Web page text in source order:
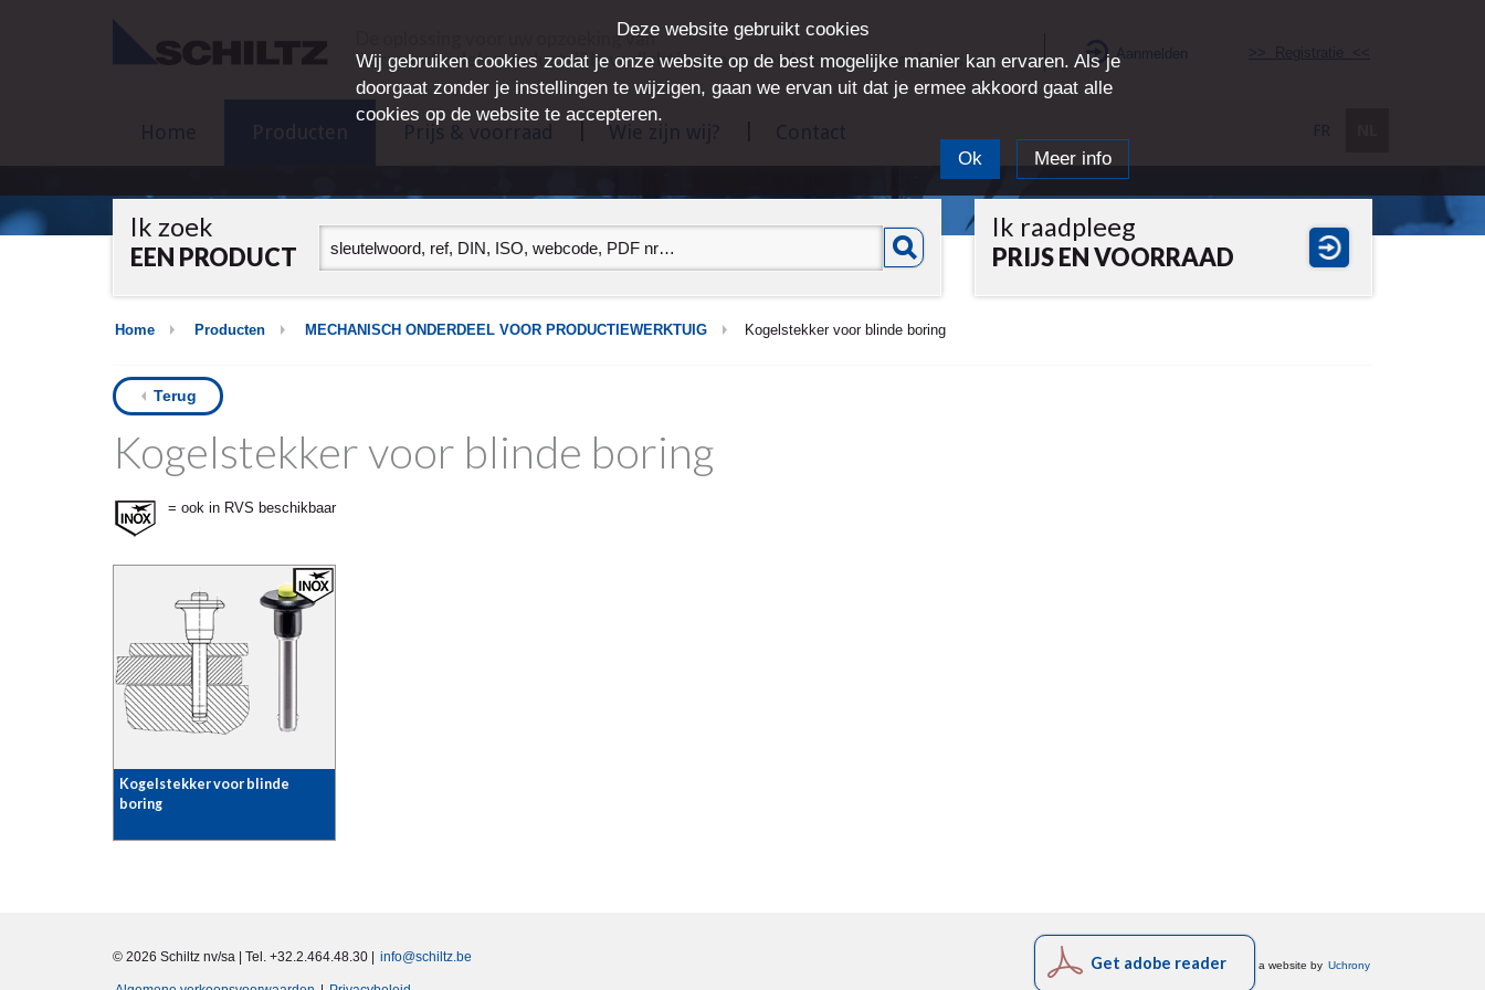
De oplossing voor uw opzoeking van
normonderdelen, industriële verlichting en onderdelen voor machines
Aanmelden >> Registratie <<
Home Producten Prijs & voorraad Wie zijn wij? Contact FR
Ik zoek
EEN PRODUCT
Ik raadpleeg
PRIJS EN VOORRAAD
Home Producten MECHANISCH ONDERDEEL VOOR PRODUCTIEWERKTUIG Kogelstekker voor blinde boring
Terug
Kogelstekker voor blinde boring
= ook in RVS beschikbaar
Kogelstekker voor blinde
boring
© 2026 Schiltz nv/sa | Tel. +32.2.464.48.30 | info@schiltz.be Get adobe reader a website by Uchrony
Deze website gebruikt cookies
Wij gebruiken cookies zodat je onze website op de best mogelijke manier kan ervaren. Als je
doorgaat zonder je instellingen te wijzigen, gaan we ervan uit dat je ermee akkoord gaat alle
cookies op de website te accepteren.
Ok Meer info